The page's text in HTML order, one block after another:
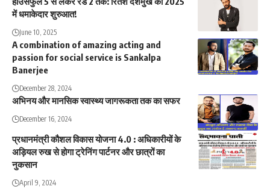
में धमाकेदार शुरुआत!
June 10, 2025
A combination of amazing acting and
passion for social service is Sankalpa
Banerjee
December 28, 2024
अभिनय और मानसिक स्वास्थ्य जागरूकता तक का सफर
December 16, 2024
प्रधानमंत्री कौशल विकास योजना 4.0 : अधिकारीयों के
अड़ियल रुख से होगा ट्रेनिंग पार्टनर और छात्रों का
नुकसान
April 9, 2024